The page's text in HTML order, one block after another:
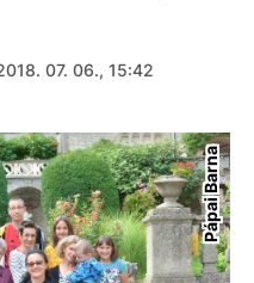
07. 06., 15:42
Pápai Barna